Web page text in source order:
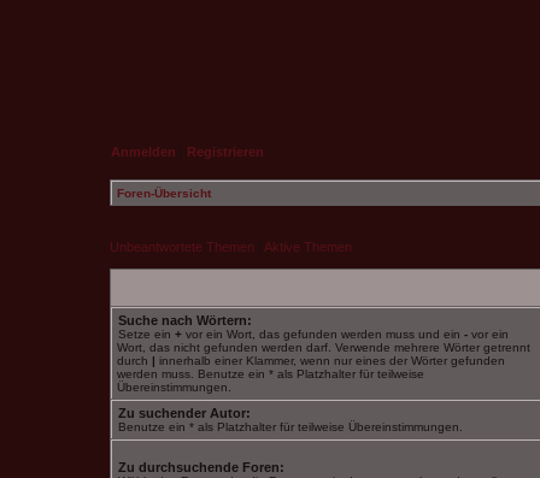
Anmelden Registrieren
Foren-Übersicht
Unbeantwortete Themen Aktive Themen
Suche nach Wörtern:
Setze ein + vor ein Wort, das gefunden werden muss und ein - vor ein
Wort, das nicht gefunden werden darf. Verwende mehrere Wörter getrennt
durch | innerhalb einer Klammer, wenn nur eines der Wörter gefunden
werden muss. Benutze ein * als Platzhalter für teilweise
Übereinstimmungen.
Zu suchender Autor:
Benutze ein * als Platzhalter für teilweise Übereinstimmungen.
Zu durchsuchende Foren: